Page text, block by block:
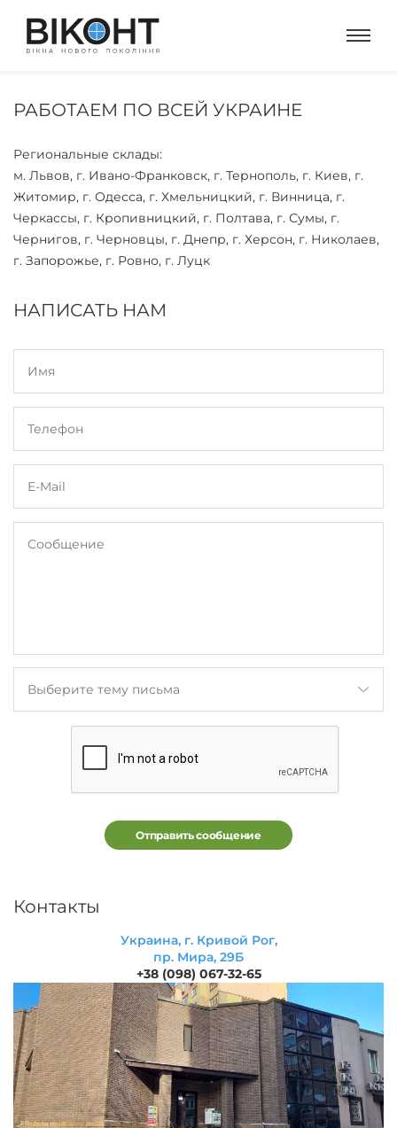
РАБОТАЕМ ПО ВСЕЙ УКРАИНЕ
Региональные склады:
м. Львов, г. Ивано-Франковск, г. Тернополь, г. Киев, г.
Житомир, г. Одесса, г. Хмельницкий, г. Винница, г.
Черкассы, г. Кропивницкий, г. Полтава, г. Сумы, г.
Чернигов, г. Черновцы, г. Днепр, г. Херсон, г. Николаев,
г. Запорожье, г. Ровно, г. Луцк
НАПИСАТЬ НАМ
Отправить сообщение
Контакты
Украина, г. Кривой Рог,
пр. Мира, 29Б
+38 (098) 067-32-65